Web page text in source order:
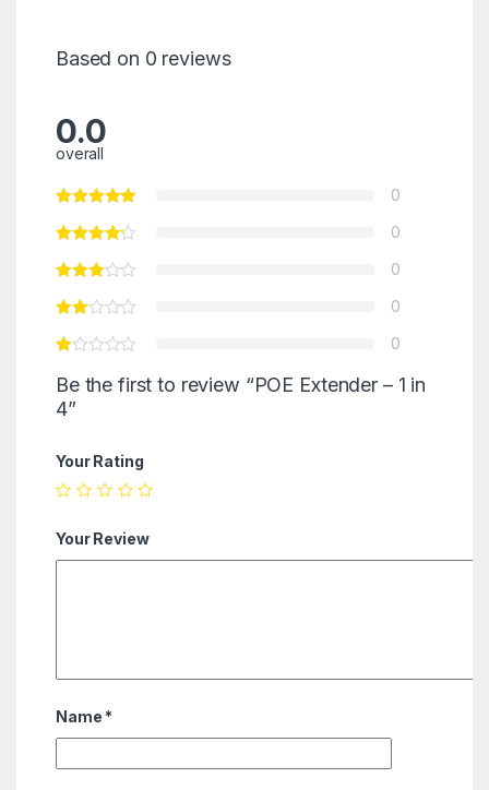
Based on 0 reviews
0.0
overall
0
0
0
0
0
Be the first to review “POE Extender – 1 in
4”
Your Rating
Your Review
Name *